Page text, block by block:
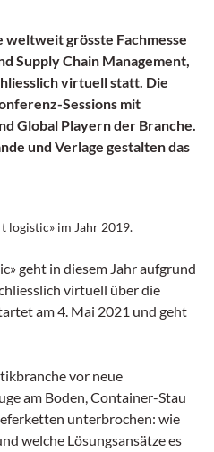
weltweit grösste Fachmesse
Supply Chain Management,
virtuell statt. Die
Sessions mit
Global Playern der Branche.
und Verlage gestalten das
logistic» im Jahr 2019.
geht in diesem Jahr aufgrund
virtuell über die
am 4. Mai 2021 und geht
vor neue
am Boden, Container-Stau
unterbrochen: wie
welche Lösungsansätze es